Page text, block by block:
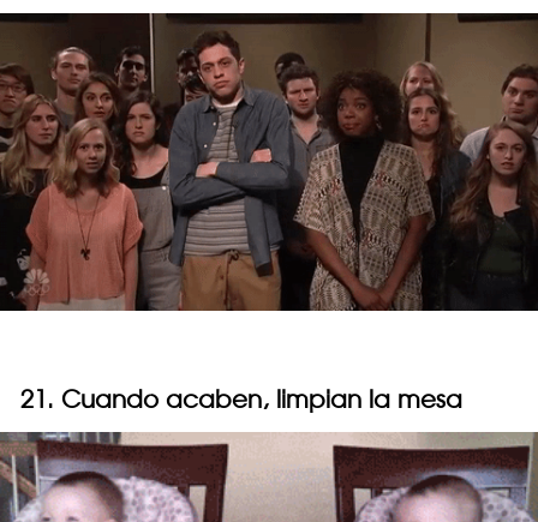
21. Cuando acaben, limpian la mesa